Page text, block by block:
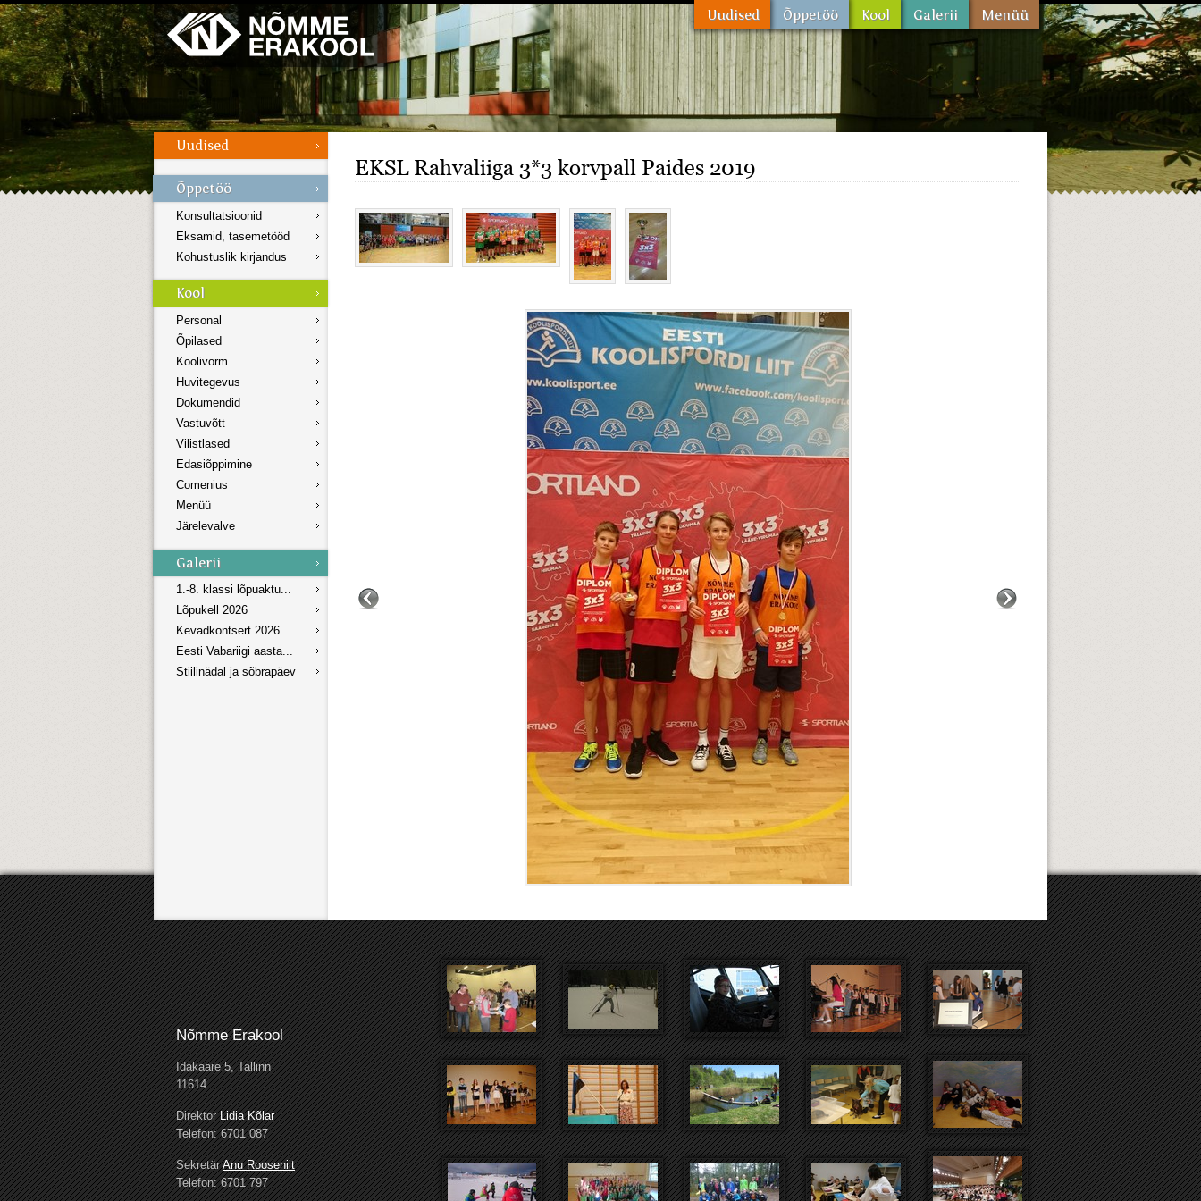
Menüü
Galerii
Konsultatsioonid
Eksamid, tasemetööd
Kohustuslik kirjandus
Personal
Õpilased
Koolivorm
Huvitegevus
Dokumendid
Vastuvõtt
Vilistlased
Edasiõppimine
Comenius
Menüü
Järelevalve
1.-8. klassi lõpuaktu...
Lõpukell 2026
Kevadkontsert 2026
Eesti Vabariigi aasta...
Stiilinädal ja sõbrapäev
EKSL Rahvaliiga 3*3 korvpall Paides 2019
Nõmme Erakool
Idakaare 5, Tallinn
11614
DirektorLidia Kõlar
Telefon: 6701 087
SekretärAnu Rooseniit
Telefon: 6701 797